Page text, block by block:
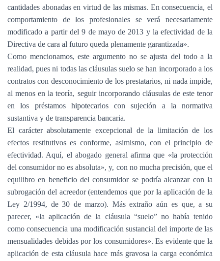
cantidades abonadas en virtud de las mismas. En consecuencia, el
comportamiento de los profesionales se verá necesariamente
modificado a partir del 9 de mayo de 2013 y la efectividad de la
Directiva de cara al futuro queda plenamente garantizada».
Como mencionamos, este argumento no se ajusta del todo a la
realidad, pues ni todas las cláusulas suelo se han incorporado a los
contratos con desconocimiento de los prestatarios, ni nada impide,
al menos en la teoría, seguir incorporando cláusulas de este tenor
en los préstamos hipotecarios con sujeción a la normativa
sustantiva y de transparencia bancaria.
El carácter absolutamente excepcional de la limitación de los
efectos restitutivos es conforme, asimismo, con el principio de
efectividad. Aquí, el abogado general afirma que «la protección
del consumidor no es absoluta», y, con no mucha precisión, que el
equilibro en beneficio del consumidor se podría alcanzar con la
subrogación del acreedor (entendemos que por la aplicación de la
Ley 2/1994, de 30 de marzo). Más extraño aún es que, a su
parecer, «la aplicación de la cláusula “suelo” no había tenido
como consecuencia una modificación sustancial del importe de las
mensualidades debidas por los consumidores». Es evidente que la
aplicación de esta cláusula hace más gravosa la carga económica